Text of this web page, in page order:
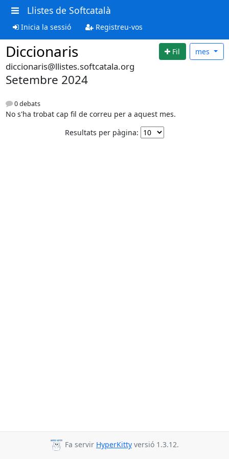
Llistes de Softcatalà
Inicia la sessió Registreu-vos
Diccionaris Fil mes
diccionaris@llistes.softcatala.org
Setembre 2024
0 debats
No s'ha trobat cap fil de correu per a aquest mes.
Resultats per pàgina:
Fa servir HyperKitty versió 1.3.12.